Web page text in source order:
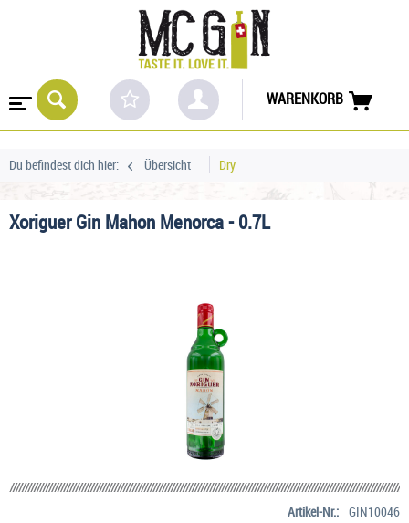
WARENKORB
Du befindest dich hier: Übersicht Dry
Xoriguer Gin Mahon Menorca - 0.7L
Artikel-Nr.: GIN10046